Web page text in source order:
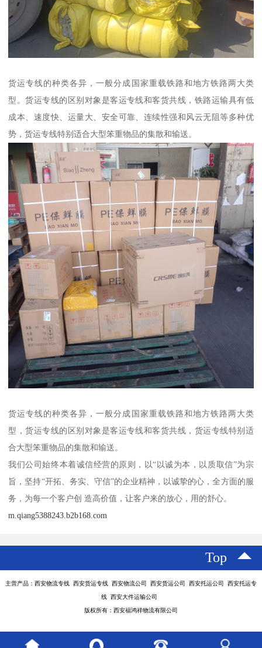
货运专线的种类各异，一般分成国家重载铁路和地方铁路两大类
型。货运专线的区别对象是客运专线和客货共线，铁路运输具有低
成本、速度快、运量大、安全可靠、连续性强和风云无阻等多种优
势，货运专线特别适合大型笨重物品的集散和输送。
货运专线的种类各异，一般分成国家重载铁路和地方铁路两大类
型，货运专线的区别对象是客运专线和客货共线，货运专线特别适
合大型笨重物品的集散和输送。
我们公司始终本着诚信经营的原则，以“以诚为本，以质取信”为宗
旨，坚持“开拓、务实、守信”的企业精神，以诚挚的心，全方面的服
务，为每一个客户创 造高价值，让客户来的放心，用的舒心。
m.qiang5388243.b2b168.com
Top
主营产品：西安物流专线 西安货运专线 西安物流公司 西安货运公司 西安托运公司 西安托运专
线 西安大件运输公司
版权所有：西安福鸿祥物流有限公司